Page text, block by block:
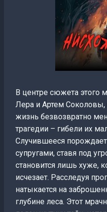
В центре сюжета этого
Лера и Артем Соколовы,
жизнь безвозвратно
трагедии – гибели их
Случившееся
супругами, ставя под
становится лишь хуже,
исчезает. Расследуя
натыкается на
глубине леса. Этот